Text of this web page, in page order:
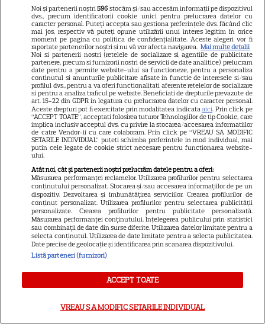
11
VEDETE STRĂINE
„Povestea peștelui posac”,
aventura animată inspirată
dintr-un bestseller The New
York Times, ajunge în
cinematografe pe 7 august
16
NETFLIX
Noutăți Netflix în august 2026:
Robert De Niro, „Nosferatu” și
noile sezoane din „Outer
Banks” și „Un veac de
singurătate”
14
VEDETE STRĂINE
Sean Astin din „Stăpânul
Inelelor” a fost nevoit să își
vândă casa din cauza
salariului mic: Câți bani a
primit de fapt
Noi și partenerii noștri596 stocăm și/sau accesăm informații pe dispozitivul
dvs., precum identificatorii cookie unici pentru prelucrarea datelor cu
caracter personal. Puteți accepta sau gestiona preferințele dvs. făcând clic
mai jos, respectiv vă puteți opune utilizării unui interes legitim în orice
moment pe pagina cu politica de confidențialitate. Aceste alegeri vor fi
raportate partenerilor noștri și nu vă vor afecta navigarea. Mai multe detalii
Noi si partenerii nostri (retelele de socializare si agentiile de publicitate
partenere, precum si furnizorii nostri de servicii de date analitice) prelucram
date pentru a permite website-ului sa functioneze, pentru a personaliza
continutul si anunturile publicitare afisate in functie de interesele si/sau
profilul dvs., pentru a va oferi functionalitati aferente retelelor de socializare
si pentru a analiza traficul pe website. Beneficiati de drepturile prevazute de
art. 15-22 din GDPR in legatura cu prelucrarea datelor cu caracter personal.
Aceste drepturi pot fi exercitate prin modalitatea indicataaici. Prin click pe
“ACCEPT TOATE”, acceptati folosirea tuturor Tehnologiilor de tip Cookie, care
implica inclusiv acceptul dvs. cu privire la stocarea/accesarea informatiilor
de catre Vendor-ii cu care colaboram. Prin click pe “VREAU SA MODIFIC
SETARILE INDIVIDUAL” puteti schimba preferintele in mod individual, mai
putin cele legate de cookie strict necesare pentru functionarea website-
ului.
Atât noi, cât și partenerii noștri prelucrăm datele pentru a oferi:
Măsurarea performanței reclamelor. Utilizarea profilurilor pentru selectarea
conținutului personalizat. Stocarea și/sau accesarea informațiilor de pe un
dispozitiv. Dezvoltarea și îmbunătățirea serviciilor. Crearea profilurilor de
conținut personalizat. Utilizarea profilurilor pentru selectarea publicității
personalizate. Crearea profilurilor pentru publicitate personalizată.
Măsurarea performanței conținutului. Înțelegerea publicului prin statistici
sau combinații de date din surse diferite. Utilizarea datelor limitate pentru a
selecta conținutul. Utilizarea de date limitate pentru a selecta publicitatea.
Date precise de geolocație și identificarea prin scanarea dispozitivului.
Listă parteneri (furnizori)
ACCEPT TOATE
VREAU SA MODIFIC SETARILE INDIVIDUAL